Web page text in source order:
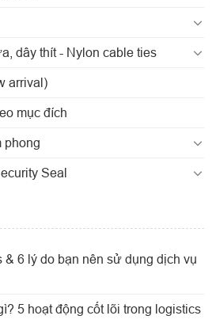
dây thít - Nylon cable ties
arrival)
mục đích
phong
Seal
& 6 lý do bạn nên sử dụng dịch vụ
5 hoạt động cốt lõi trong logistics